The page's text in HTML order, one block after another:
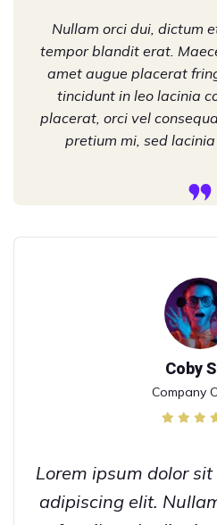
Nullam orci dui, dictum
tempor blandit erat.
amet augue placerat
tincidunt in leo lacinia
placerat, orci vel
pretium mi, sed
Coby
Company
Lorem ipsum dolor
adipiscing elit.